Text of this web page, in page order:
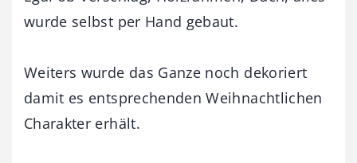
wurde selbst per Hand gebaut.
Weiters wurde das Ganze noch dekoriert
damit es entsprechenden Weihnachtlichen
Charakter erhält.